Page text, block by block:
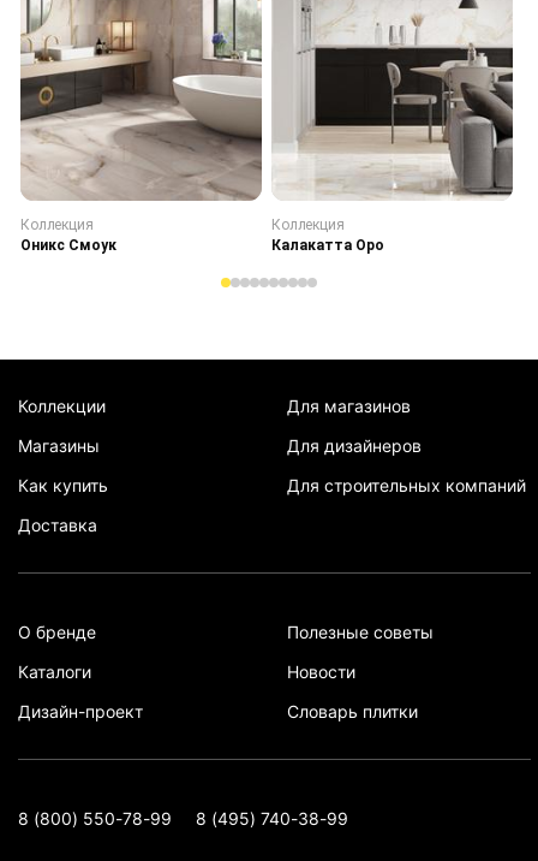
Коллекция
Оникс Смоук
Коллекция
Калакатта Оро
Коллекции
Магазины
Как купить
Доставка
Для магазинов
Для дизайнеров
Для строительных компаний
О бренде
Каталоги
Дизайн-проект
Полезные советы
Новости
Словарь плитки
8 (800) 550-78-99 8 (495) 740-38-99